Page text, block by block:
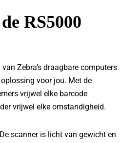
RS5000
Zebra’s draagbare computers
voor jou. Met de
vrijwel elke barcode
vrijwel elke omstandigheid.
scanner is licht van gewicht en